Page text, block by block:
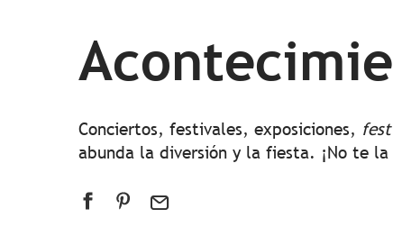
Conciertos, festivales, exposiciones,
abunda la diversión y la fiesta. ¡No te la